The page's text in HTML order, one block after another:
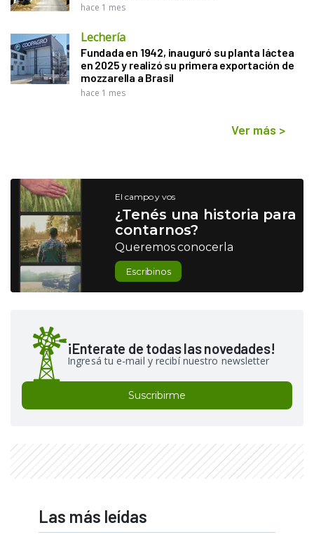
hace 1 mes
Lechería
Fundada en 1942, inauguró su planta láctea
en 2025 y realizó su primera exportación de
mozzarella a Brasil
hace 1 mes
Ver más >
El campo y vos
¿Tenés una historia para
contarnos?
Queremos conocerla
Escribinos
¡Enterate de todas las novedades!
Ingresá tu e-mail y recibí nuestro newsletter
Suscribirme
Las más leídas